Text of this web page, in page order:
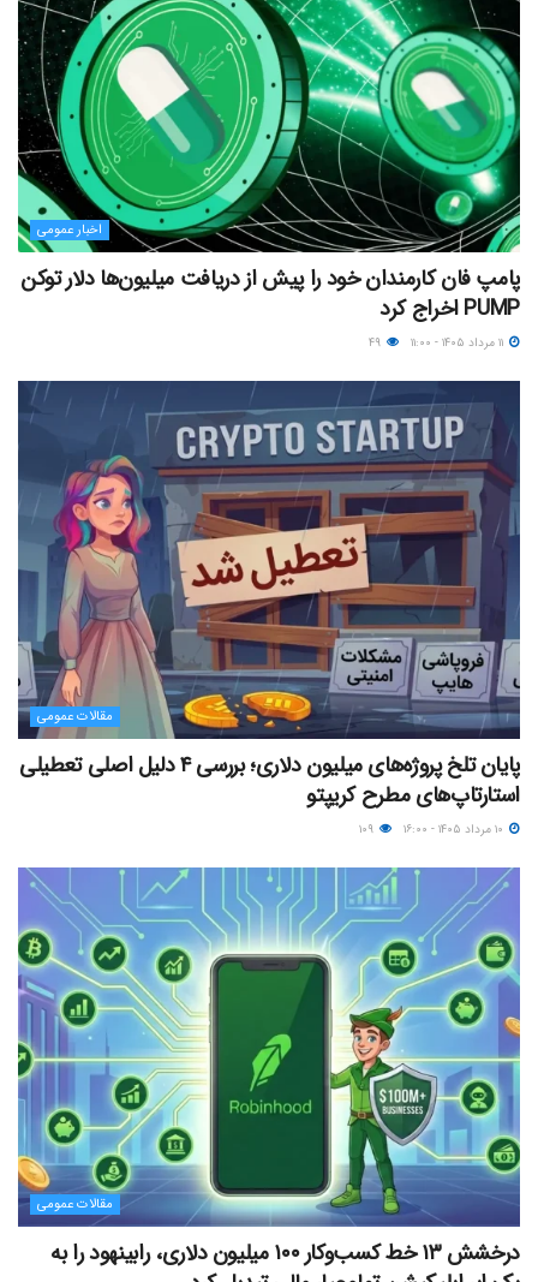
اخبار عمومی
پامپ فان کارمندان خود را پیش از دریافت میلیون‌ها دلار توکن
PUMP اخراج کرد
مقالات عمومی
پایان تلخ پروژه‌های میلیون دلاری؛ بررسی ۴ دلیل اصلی تعطیلی
استارتاپ‌های مطرح کریپتو
مقالات عمومی
درخشش ۱۳ خط کسب‌وکار ۱۰۰ میلیون دلاری، رابینهود را به